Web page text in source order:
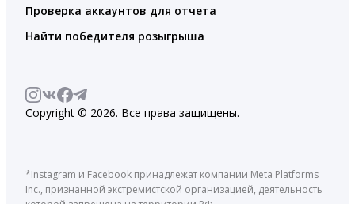
Проверка аккаунтов для отчета
Найти победителя розыгрыша
Copyright © 2026. Все права защищены.
*Instagram и Facebook принадлежат компании Meta Platforms
Inc., признанной экстремистской организацией, деятельность